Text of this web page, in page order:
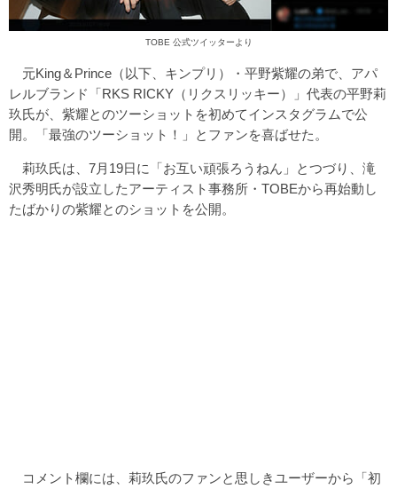
TOBE 公式ツイッターより
元King＆Prince（以下、キンプリ）・平野紫耀の弟で、アパ
レルブランド「RKS RICKY（リクスリッキー）」代表の平野莉
玖氏が、紫耀とのツーショットを初めてインスタグラムで公
開。「最強のツーショット！」とファンを喜ばせた。
莉玖氏は、7月19日に「お互い頑張ろうねん」とつづり、滝
沢秀明氏が設立したアーティスト事務所・TOBEから再始動し
たばかりの紫耀とのショットを公開。
コメント欄には、莉玖氏のファンと思しきユーザーから「初